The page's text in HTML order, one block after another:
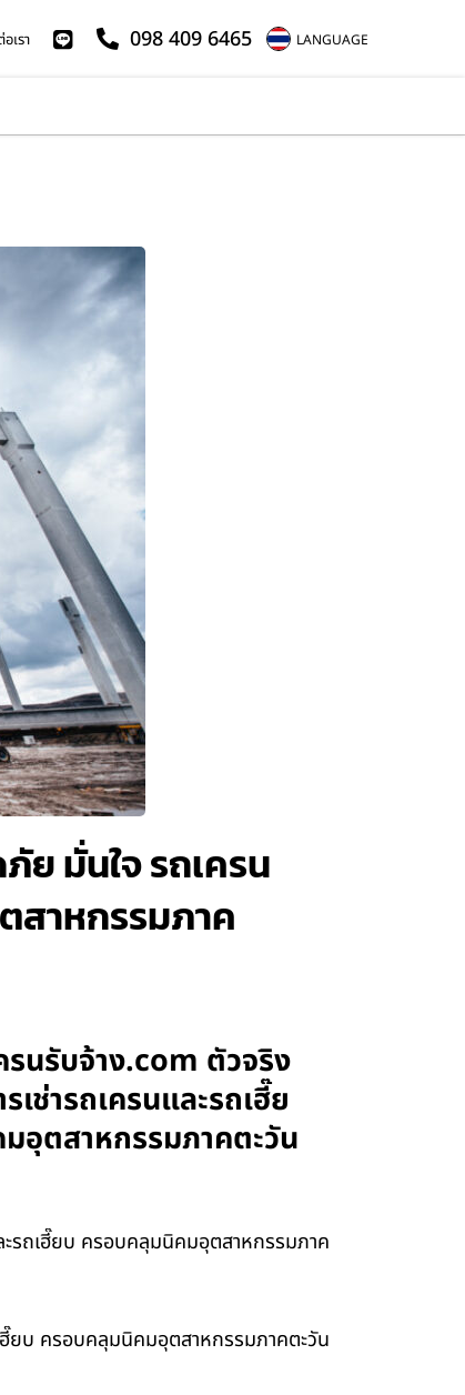
เรา 098 409 6465 LANGUAGE
ย มั่นใจ รถเครน
สาหกรรมภาค
รนรับจ้าง.com ตัวจริง
ช่ารถเครนและรถเฮี๊ย
อุตสาหกรรมภาคตะวัน
รถเฮี๊ยบ ครอบคลุมนิคมอุตสาหกรรมภาค
ยบ ครอบคลุมนิคมอุตสาหกรรมภาคตะวัน